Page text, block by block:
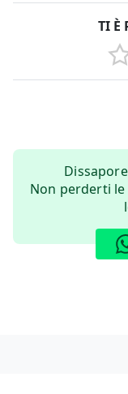
TI È
Non perderti